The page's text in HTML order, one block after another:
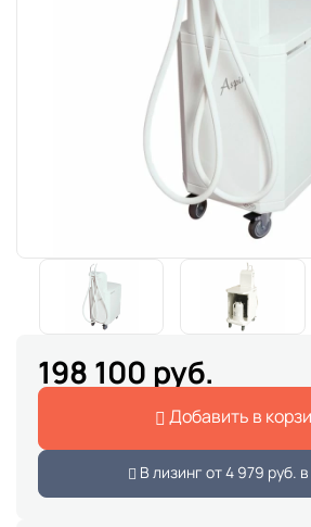
198 100 руб.
Добавить в
В лизинг от4 979 руб.